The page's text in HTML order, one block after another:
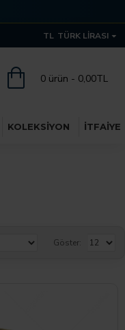
TL TÜRK LIRASI
0 ürün - 0,00TL
KOLEKSIYON İTFAIYE
Göster: